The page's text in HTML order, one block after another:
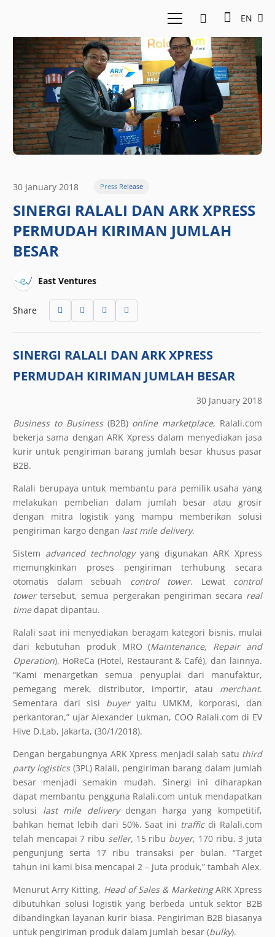
EN
30 January 2018 Press Release
SINERGI RALALI DAN ARK XPRESS
PERMUDAH KIRIMAN JUMLAH
BESAR
East Ventures
Share
SINERGI RALALI DAN ARK XPRESS
PERMUDAH KIRIMAN JUMLAH BESAR
30 January 2018
Business to Business(B2B) online marketplace, Ralali.com
bekerja sama dengan ARK Xpress dalam menyediakan jasa
kurir untuk pengiriman barang jumlah besar khusus pasar
B2B.
Ralali berupaya untuk membantu para pemilik usaha yang
melakukan pembelian dalam jumlah besar atau grosir
dengan mitra logistik yang mampu memberikan solusi
pengiriman kargo dengan last mile delivery.
Sistem advanced technology yang digunakan ARK Xpress
memungkinkan proses pengiriman terhubung secara
otomatis dalam sebuah control tower. Lewat control
towertersebut, semua pergerakan pengiriman secara real
timedapat dipantau.
Ralali saat ini menyediakan beragam kategori bisnis, mulai
dari kebutuhan produk MRO (Maintenance, Repair and
Operation), HoReCa (Hotel, Restaurant & Café), dan lainnya.
“Kami menargetkan semua penyuplai dari manufaktur,
pemegang merek, distributor, importir, atau merchant.
Sementara dari sisi buyeryaitu UMKM, korporasi, dan
perkantoran,” ujar Alexander Lukman, COO Ralali.com di EV
Hive D.Lab, Jakarta, (30/1/2018).
Dengan bergabungnya ARK Xpress menjadi salah satu third
party logistics(3PL) Ralali, pengiriman barang dalam jumlah
besar menjadi semakin mudah. Sinergi ini diharapkan
dapat membantu pengguna Ralali.com untuk mendapatkan
solusi last mile deliverydengan harga yang kompetitif,
bahkan hemat lebih dari 50%. Saat ini trafficdi Ralali.com
telah mencapai 7 ribu seller, 15 ribu buyer, 170 ribu, 3 juta
pengunjung serta 17 ribu transaksi per bulan. “Target
tahun ini kami bisa mencapai 2 – juta produk,” tambah Alex.
Menurut Arry Kitting, Head of Sales & MarketingARK Xpress
dibutuhkan solusi logistik yang berbeda untuk sektor B2B
dibandingkan layanan kurir biasa. Pengiriman B2B biasanya
untuk pengiriman produk dalam jumlah besar (bulky).